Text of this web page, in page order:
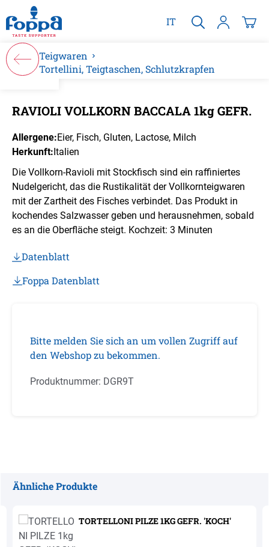
springen
IT
Teigwaren
Tortellini, Teigtaschen, Schlutzkrapfen
RAVIOLI VOLLKORN BACCALA 1kg GEFR.
Allergene:Eier, Fisch, Gluten, Lactose, Milch
Herkunft:Italien
Die Vollkorn-Ravioli mit Stockfisch sind ein raffiniertes
Nudelgericht, das die Rustikalität der Vollkornteigwaren
mit der Zartheit des Fisches verbindet. Das Produkt in
kochendes Salzwasser geben und herausnehmen, sobald
es an die Oberfläche steigt. Kochzeit: 3 Minuten
Datenblatt
Foppa Datenblatt
Bitte melden Sie sich an um vollen Zugriff auf
den Webshop zu bekommen.
Produktnummer: DGR9T
Ähnliche Produkte
TORTELLONI PILZE 1KG GEFR. 'KOCH'